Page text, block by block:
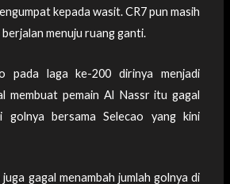
kepada wasit. CR7 pun masih
menuju ruang ganti.
pada laga ke-200 dirinya menjadi
membuat pemain Al Nassr itu gagal
golnya bersama Selecao yang kini
gagal menambah jumlah golnya di